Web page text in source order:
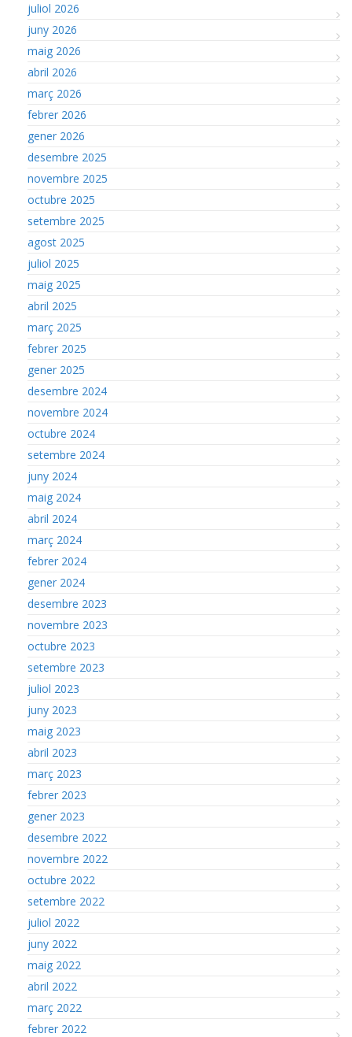
juliol 2026
juny 2026
maig 2026
abril 2026
març 2026
febrer 2026
gener 2026
desembre 2025
novembre 2025
octubre 2025
setembre 2025
agost 2025
juliol 2025
maig 2025
abril 2025
març 2025
febrer 2025
gener 2025
desembre 2024
novembre 2024
octubre 2024
setembre 2024
juny 2024
maig 2024
abril 2024
març 2024
febrer 2024
gener 2024
desembre 2023
novembre 2023
octubre 2023
setembre 2023
juliol 2023
juny 2023
maig 2023
abril 2023
març 2023
febrer 2023
gener 2023
desembre 2022
novembre 2022
octubre 2022
setembre 2022
juliol 2022
juny 2022
maig 2022
abril 2022
març 2022
febrer 2022